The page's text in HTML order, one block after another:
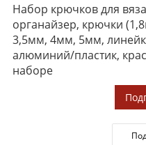
Набор крючков для
органайзер, крючки
3,5мм, 4мм, 5мм,
алюминий/пластик,
наборе